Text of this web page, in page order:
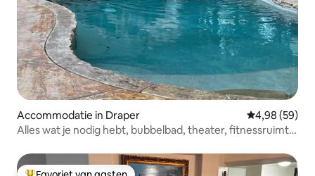
Accommodatie in Draper Gemiddelde
4,98 (59)
Alles wat je nodig hebt, bubbelbad, theater, fitnessruimte,